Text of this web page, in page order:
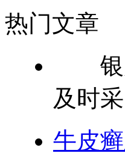
热门文章
银屑
及时
牛皮